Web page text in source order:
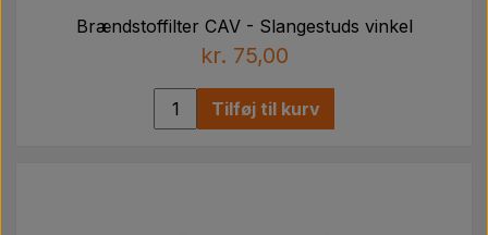
Brændstoffilter CAV - Slangestuds vinkel
kr. 75,00
Tilføj til kurv